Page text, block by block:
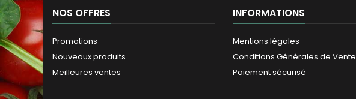
NOS OFFRES
Promotions
Nouveaux produits
Meilleures ventes
INFORMATIONS
Mentions légales
Conditions Générales de Vente
Paiement sécurisé